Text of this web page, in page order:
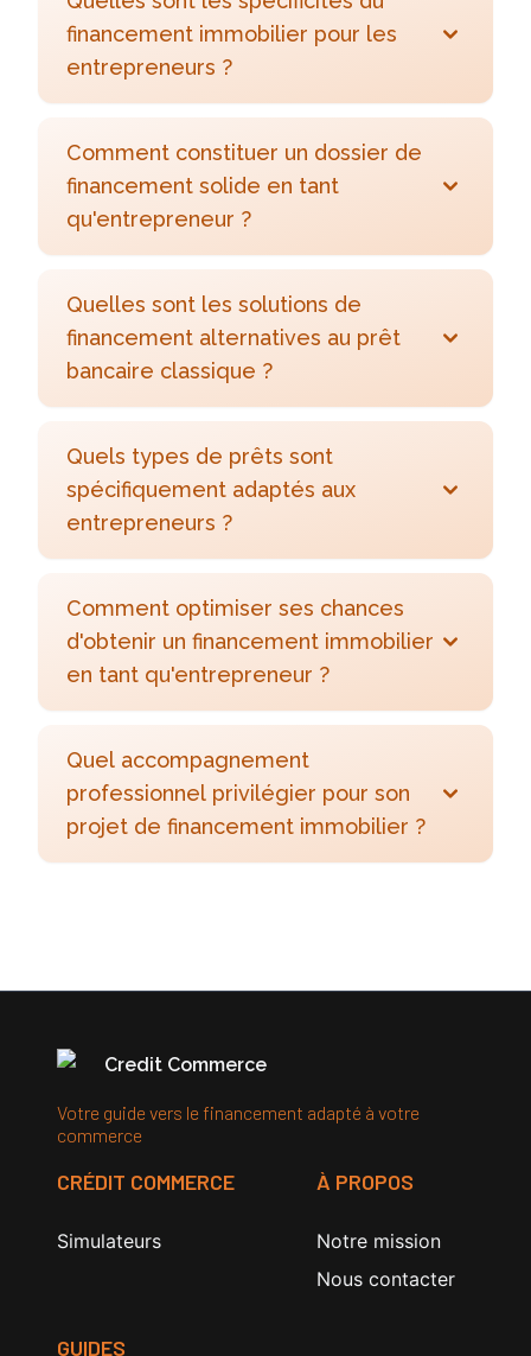
financement immobilier pour les
entrepreneurs ?
Comment constituer un dossier de
financement solide en tant
qu'entrepreneur ?
Quelles sont les solutions de
financement alternatives au prêt
bancaire classique ?
Quels types de prêts sont
spécifiquement adaptés aux
entrepreneurs ?
Comment optimiser ses chances
d'obtenir un financement immobilier
en tant qu'entrepreneur ?
Quel accompagnement
professionnel privilégier pour son
projet de financement immobilier ?
Credit Commerce
Votre guide vers le financement adapté à votre
commerce
CRÉDIT COMMERCE
Simulateurs
À PROPOS
Notre mission
Nous contacter
GUIDES